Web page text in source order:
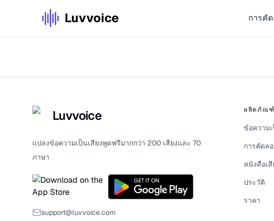
Luvvoice การคัด
Luvvoice
แปลงข้อความเป็นเสียงพูดฟรีมากกว่า 200 เสียงและ 70
ภาษา
support@luvvoice.com
ผลิตภัณฑ์
ข้อความ
การคัดลอ
หนังสือเสี
ประวัติ
ราคา